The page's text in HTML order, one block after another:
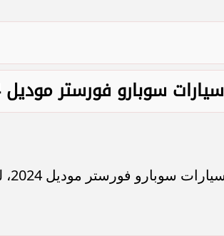
سوبارو فورستر موديل 2024
فورستر موديل 2024، للفئة المتاحة بنحو 2.695 مليون جنيه.